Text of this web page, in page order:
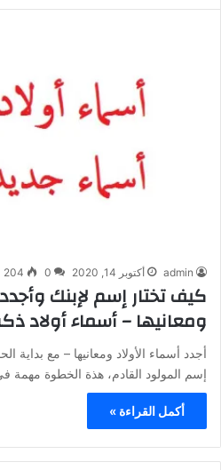
admin أكتوبر 14, 2020 0
204
كيف تختار إسم لإبنك وأجدد
ومعانيها – أسماء أولاد
أجدد أسماء الأولاد ومعانيها – مع بداية
إسم المولود القادم، هذة الخطوة مهمة
أكمل القراءة »